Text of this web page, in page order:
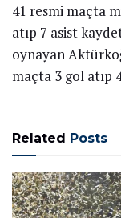
41 resmi maçta
atıp 7 asist
oynayan
maçta 3 gol atıp
Related Posts